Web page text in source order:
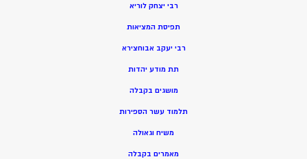
רבי יצחק לוריא
תפיסת המציאות
רבי יעקב אבוחצירא
תת מודע יהדות
מושגים בקבלה
תלמוד עשר הספירות
משיח וגאולה
מאמרים בקבלה